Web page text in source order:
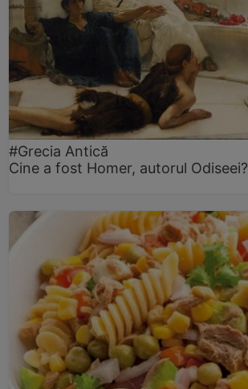
#Grecia Antică
Cine a fost Homer, autorul Odiseei?